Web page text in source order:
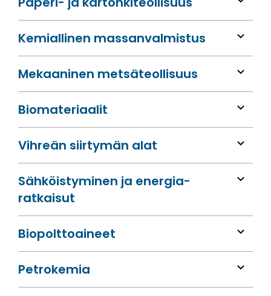
Kemiallinen massan­valmistus
Mekaaninen metsä­teollisuus
Bio­materiaalit
Vihreän siirtymän alat
Sähköis­tyminen ja energia­
ratkaisut
Bio­polttoaineet
Petrokemia